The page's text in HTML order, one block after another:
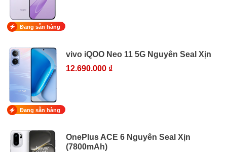
Đang sẵn hàng
vivo iQOO Neo 11 5G Nguyên Seal Xịn
12.690.000 ₫
Đang sẵn hàng
OnePlus ACE 6 Nguyên Seal Xịn
(7800mAh)